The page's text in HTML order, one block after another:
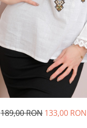
189,00 RON 133,00 RON